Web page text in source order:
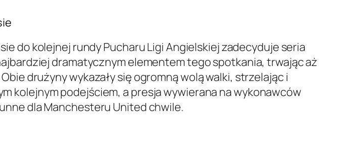
do kolejnej rundy Pucharu Ligi Angielskiej zadecyduje seria
dramatycznym elementem tego spotkania, trwając aż
drużyny wykazały się ogromną wolą walki, strzelając i
kolejnym podejściem, a presja wywierana na wykonawców
dla Manchesteru United chwile.